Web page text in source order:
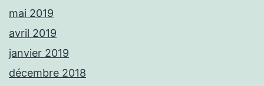
mai 2019
avril 2019
janvier 2019
décembre 2018